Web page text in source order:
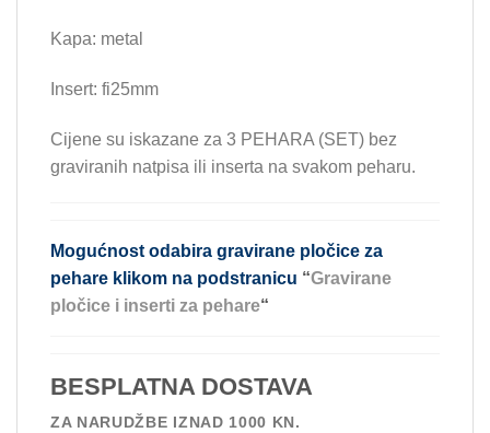
Kapa: metal
Insert: fi25mm
Cijene su iskazane za 3 PEHARA (SET) bez
graviranih natpisa ili inserta na svakom peharu.
Mogućnost odabira gravirane pločice za
pehare klikom na podstranicu “Gravirane
pločice i inserti za pehare“
BESPLATNA DOSTAVA
ZA NARUDŽBE IZNAD 1000 KN.